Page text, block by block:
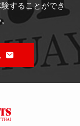
することができ